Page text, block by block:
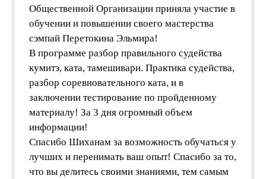
Общественной Организации приняла участие в
обучении и повышении своего мастерства
сэмпай Перетокина Эльмира!
В программе разбор правильного судейства
кумитэ, ката, тамешивари. Практика судейства,
разбор соревновательного ката, и в
заключении тестирование по пройденному
материалу! За 3 дня огромный объем
информации!
Спасибо Шиханам за возможность обучаться у
лучших и перенимать ваш опыт! Спасибо за то,
что вы делитесь своими знаниями, тем самым